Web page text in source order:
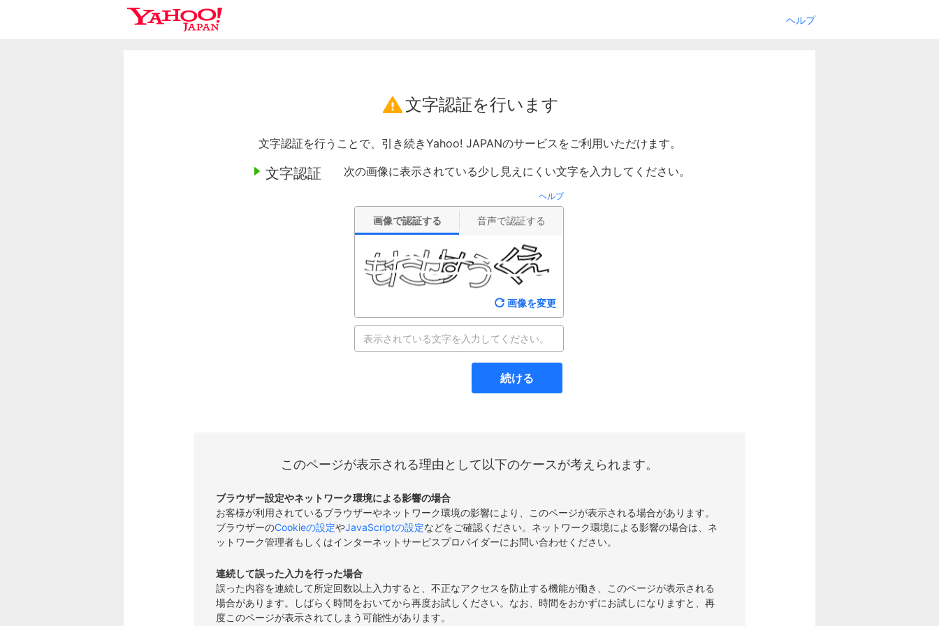
ヘルプ
文字認証を行います
文字認証を行うことで、引き続きYahoo! JAPANのサービスをご利用いただけます。
文字認証 次の画像に表示されている少し見えにくい文字を入力してください。
ヘルプ
画像で認証する 音声で認証する
画像を変更
続ける
このページが表示される理由として以下のケースが考えられます。
ブラウザー設定やネットワーク環境による影響の場合
お客様が利用されているブラウザーやネットワーク環境の影響により、このページが表示される場合があります。
ブラウザーのCookieの設定やJavaScriptの設定などをご確認ください。ネットワーク環境による影響の場合は、ネ
ットワーク管理者もしくはインターネットサービスプロバイダーにお問い合わせください。
連続して誤った入力を行った場合
誤った内容を連続して所定回数以上入力すると、不正なアクセスを防止する機能が働き、このページが表示される
場合があります。しばらく時間をおいてから再度お試しください。なお、時間をおかずにお試しになりますと、再
度このページが表示されてしまう可能性があります。